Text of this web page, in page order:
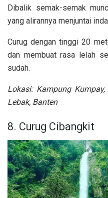
Dibalik semak-semak
yang alirannya menjuntai
Curug dengan tinggi 20
dan membuat rasa lelah
sudah.
Lokasi: Kampung
Lebak, Banten
8. Curug Cibangkit